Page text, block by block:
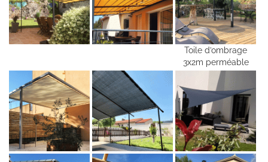
Toile d’ombrage
3x2m perméable